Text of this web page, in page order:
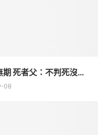
死者父：不判死沒...
08